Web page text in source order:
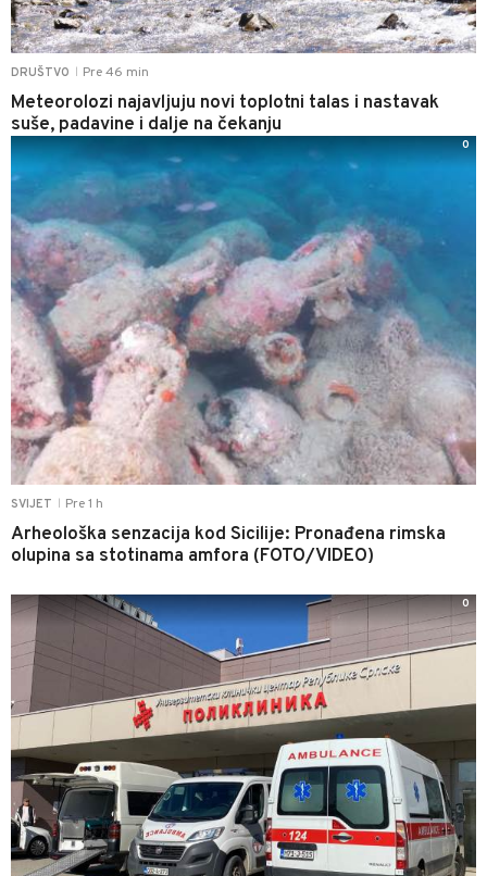
DRUŠTVO Pre 46 min
Meteorolozi najavljuju novi toplotni talas i nastavak
suše, padavine i dalje na čekanju
SVIJET Pre 1 h
Arheološka senzacija kod Sicilije: Pronađena rimska
olupina sa stotinama amfora (FOTO/VIDEO)
0
0